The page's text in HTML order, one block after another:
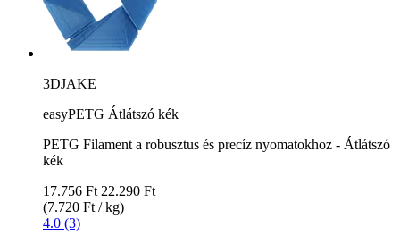
3DJAKE
easyPETG Átlátszó kék
PETG Filament a robusztus és precíz nyomatokhoz - Átlátszó
kék
17.756 Ft 22.290 Ft
(7.720 Ft / kg)
4.0 (3)